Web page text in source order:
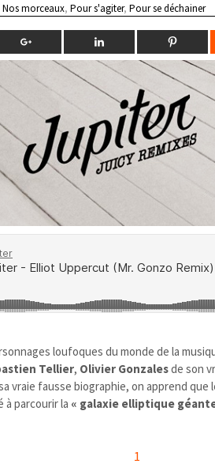
Nos morceaux,Pour s'agiter,Pour se déchainer
loufoques du monde de la
Tellier, Olivier Gonzalesde son
vraie fausse biographie, on apprend que
à parcourir la « galaxie elliptique géante
1